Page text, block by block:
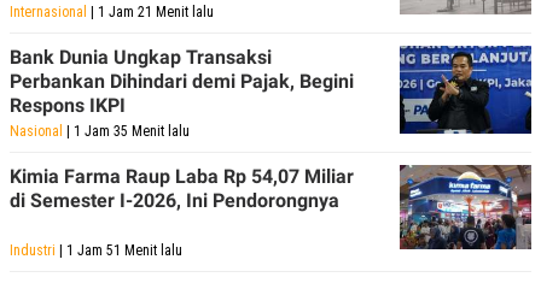
Internasional | 1 Jam 21 Menit lalu
Bank Dunia Ungkap Transaksi
Perbankan Dihindari demi Pajak, Begini
Respons IKPI
Nasional | 1 Jam 35 Menit lalu
Kimia Farma Raup Laba Rp 54,07 Miliar
di Semester I-2026, Ini Pendorongnya
Industri | 1 Jam 51 Menit lalu